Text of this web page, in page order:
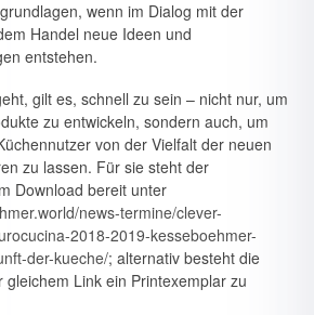
wenn im Dialog mit der
Handel neue Ideen und
entstehen.
gilt es, schnell zu sein – nicht nur, um
zu entwickeln, sondern auch, um
von der Vielfalt der neuen
zu lassen. Für sie steht der
Download bereit unter
news-termine/clever-
2018-2019-kesseboehmer-
der-kueche/; alternativ besteht die
gleichem Link ein Printexemplar zu